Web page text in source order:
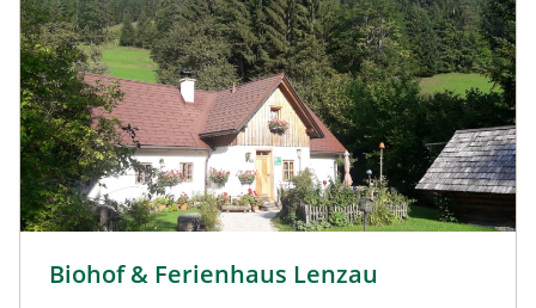
Urlaub am Bauernhof: Biohof & Ferienhaus Lenzau
Biohof & Ferienhaus Lenzau